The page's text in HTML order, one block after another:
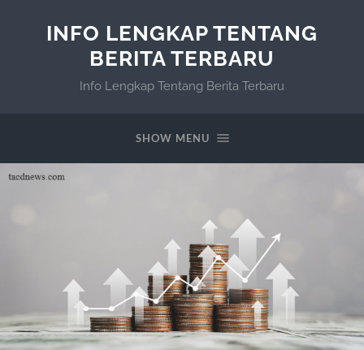
INFO LENGKAP TENTANG
BERITA TERBARU
Info Lengkap Tentang Berita Terbaru
SHOW MENU